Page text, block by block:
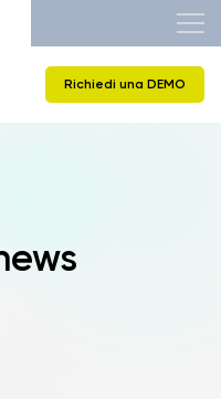
Richiedi una DEMO